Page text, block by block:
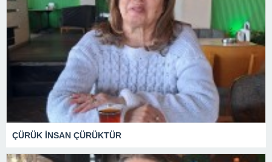
ÇÜRÜK İNSAN ÇÜRÜKTÜR